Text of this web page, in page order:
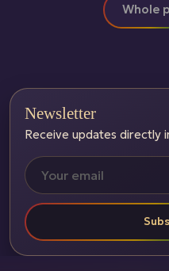
Whole
Newsletter
Receive updates directly